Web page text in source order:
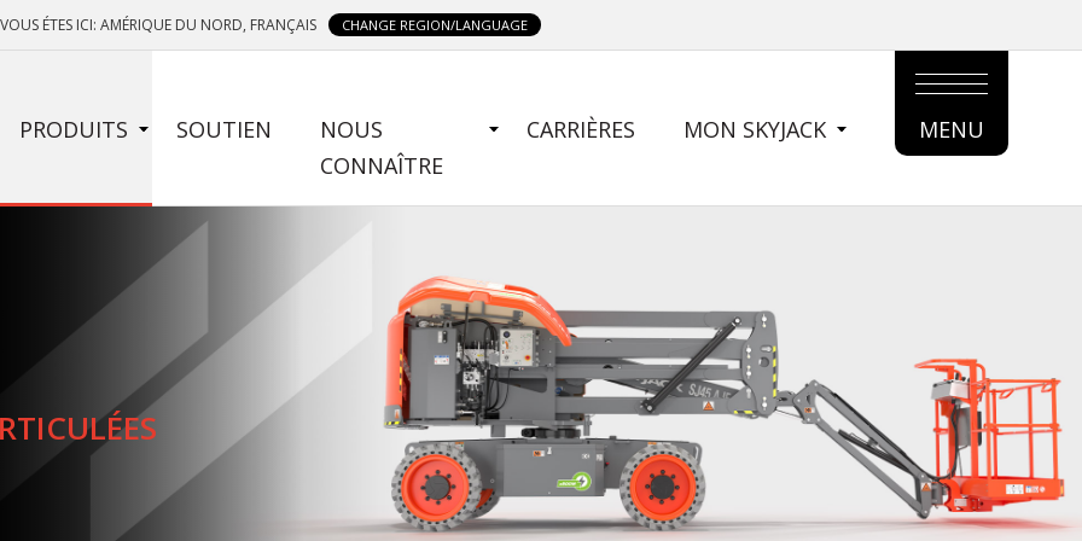
VOUS ÉTES ICI: AMÉRIQUE DU NORD, FRANÇAIS CHANGE REGION/LANGUAGE
SIDE
MENU
PRODUITS SOUTIEN
NOUS
CONNAÎTRE
CARRIÈRES MON SKYJACK
MAIN
MENU
MENU